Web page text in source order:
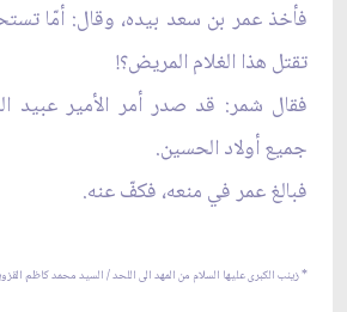
فأخذ عمر بن سعد بيده، وقال: أمّا
تقتل هذا الغلام المريض؟!
فقال شمر: قد صدر أمر الأمير عبيد
جميع أولاد الحسين.
فبالغ عمر في منعه، فكفّ عنه.
* زينب الكبرى عليها السلام من المهد الى اللحد / السيد محمد كاظم